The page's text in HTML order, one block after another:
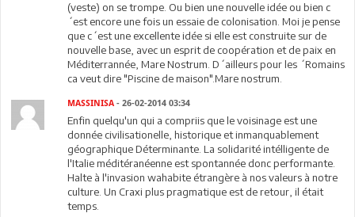
(veste) on se trompe. Ou bien une nouvelle idée ou bien c
´est encore une fois un essaie de colonisation. Moi je pense
que c´est une excellente idée si elle est construite sur de
nouvelle base, avec un esprit de coopération et de paix en
Méditerrannée, Mare Nostrum. D´ailleurs pour les ´Romains
ca veut dire "Piscine de maison".Mare nostrum.
MASSINISA - 26-02-2014 03:34
Enfin quelqu'un qui a compriis que le voisinage est une
donnée civilisationelle, historique et inmanquablement
géographique Déterminante. La solidarité intélligente de
l'Italie méditéranéenne est spontannée donc performante.
Halte à l'invasion wahabite étrangère à nos valeurs à notre
culture. Un Craxi plus pragmatique est de retour, il était
temps.